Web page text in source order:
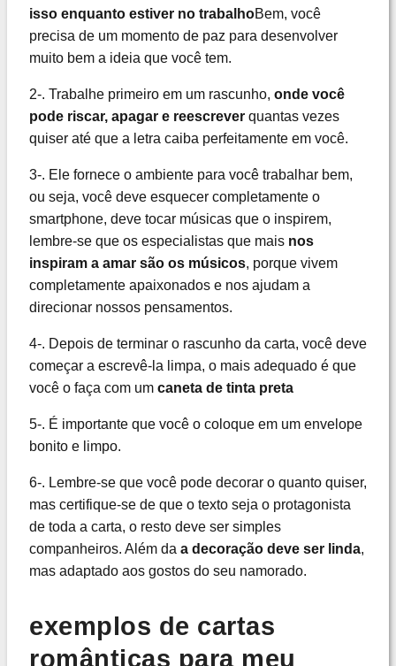
isso enquanto estiver no trabalhoBem, você
precisa de um momento de paz para desenvolver
muito bem a ideia que você tem.
2-. Trabalhe primeiro em um rascunho, onde você
pode riscar, apagar e reescrever quantas vezes
quiser até que a letra caiba perfeitamente em você.
3-. Ele fornece o ambiente para você trabalhar bem,
ou seja, você deve esquecer completamente o
smartphone, deve tocar músicas que o inspirem,
lembre-se que os especialistas que mais nos
inspiram a amar são os músicos, porque vivem
completamente apaixonados e nos ajudam a
direcionar nossos pensamentos.
4-. Depois de terminar o rascunho da carta, você deve
começar a escrevê-la limpa, o mais adequado é que
você o faça com um caneta de tinta preta
5-. É importante que você o coloque em um envelope
bonito e limpo.
6-. Lembre-se que você pode decorar o quanto quiser,
mas certifique-se de que o texto seja o protagonista
de toda a carta, o resto deve ser simples
companheiros. Além da a decoração deve ser linda,
mas adaptado aos gostos do seu namorado.
exemplos de cartas
românticas para meu